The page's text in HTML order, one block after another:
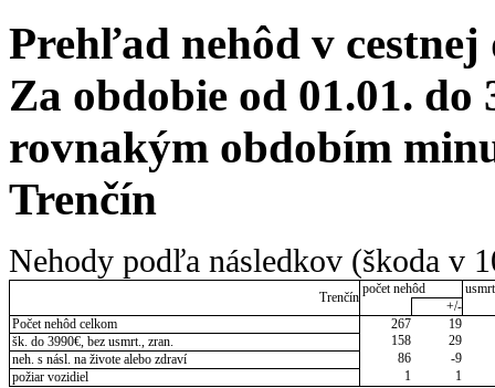
Prehľad nehôd v cestnej
Za obdobie od 01.01. do
rovnakým obdobím
Trenčín
Nehody podľa následkov (škoda v
Trenčín
počet nehôd
+/-
Počet nehôd celkom
267
19
šk. do 3990€, bez usmrt., zran.
158
29
neh. s násl. na živote alebo zdraví
86
-9
požiar vozidiel
1 1